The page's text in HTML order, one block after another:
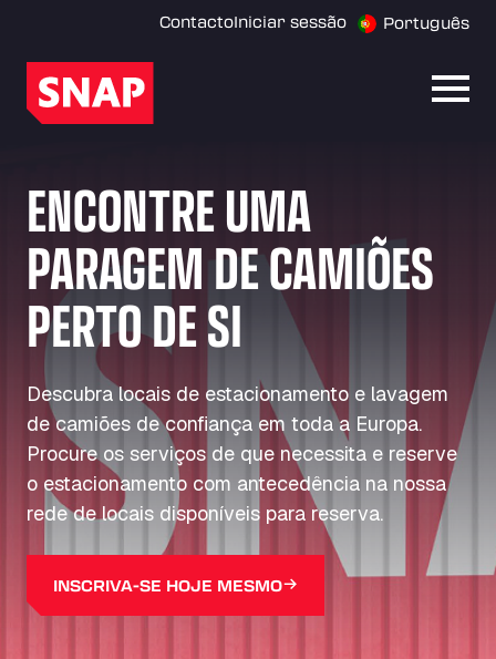
ContactoIniciar sessão Português
ENCONTRE UMA
PARAGEM DE CAMIÕES
PERTO DE SI
Descubra locais de estacionamento e lavagem
de camiões de confiança em toda a Europa.
Procure os serviços de que necessita e reserve
o estacionamento com antecedência na nossa
rede de locais disponíveis para reserva.
INSCRIVA-SE HOJE MESMO